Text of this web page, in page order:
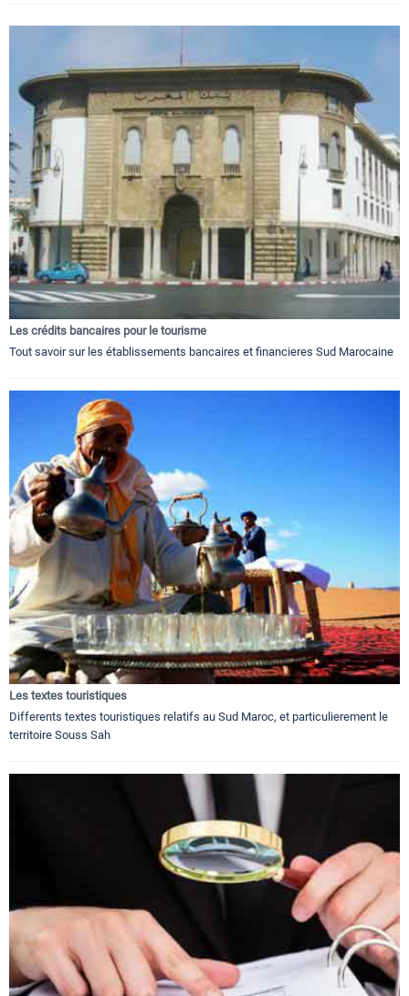
Les crédits bancaires pour le tourisme
Tout savoir sur les établissements bancaires et financieres Sud Marocaine
Les textes touristiques
Differents textes touristiques relatifs au Sud Maroc, et particulierement le
territoire Souss Sah